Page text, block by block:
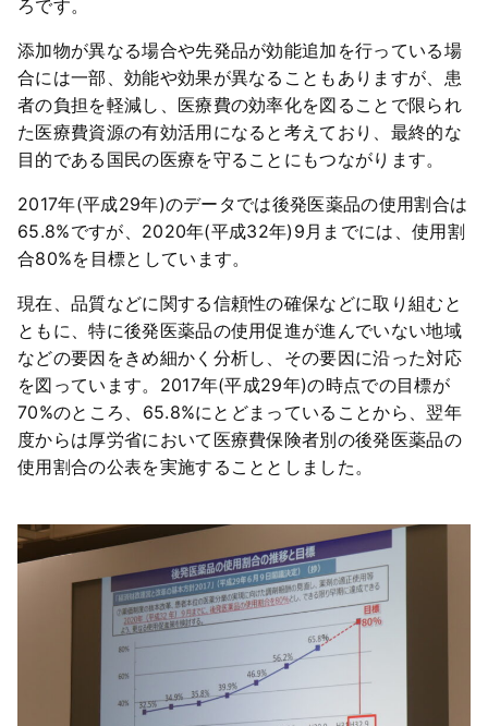
ろです。
添加物が異なる場合や先発品が効能追加を行っている場
合には一部、効能や効果が異なることもありますが、患
者の負担を軽減し、医療費の効率化を図ることで限られ
た医療費資源の有効活用になると考えており、最終的な
目的である国民の医療を守ることにもつながります。
2017年(平成29年)のデータでは後発医薬品の使用割合は
65.8%ですが、2020年(平成32年)9月までには、使用割
合80%を目標としています。
現在、品質などに関する信頼性の確保などに取り組むと
ともに、特に後発医薬品の使用促進が進んでいない地域
などの要因をきめ細かく分析し、その要因に沿った対応
を図っています。2017年(平成29年)の時点での目標が
70%のところ、65.8%にとどまっていることから、翌年
度からは厚労省において医療費保険者別の後発医薬品の
使用割合の公表を実施することとしました。